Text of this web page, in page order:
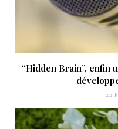
“Hidden Brain”, enfin
22